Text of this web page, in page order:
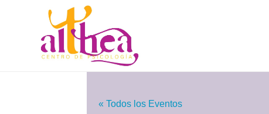
« Todos los Eventos